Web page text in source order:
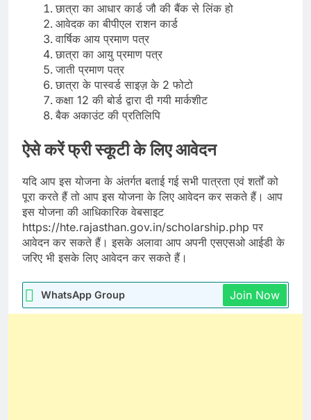
छात्रा का आधार कार्ड जौ की बैंक से लिंक हो
आवेदक का बीपीएल राशन कार्ड
वार्षिक आय प्रमाण पत्र
छात्रा का आयु प्रमाण पत्र
जाती प्रमाण पत्र
छात्रा के पास्वर्ड साइज़ के 2 फोटो
कक्षा 12 की बोर्ड द्वारा दी गयी मार्कशीट
बैक अकाउंट की प्रतिलिपि
ऐसे करें फ्री स्कूटी के लिए आवेदन
यदि आप इस योजना के अंतर्गत बताई गई सभी पात्रता एवं शर्तों को
पूरा करते हैं तो आप इस योजना के लिए आवेदन कर सकते हैं। आप
इस योजना की आधिकारिक वेबसाइट
https://hte.rajasthan.gov.in/scholarship.php पर
आवेदन कर सकते हैं। इसके अलावा आप अपनी एसएसओ आईडी के
जरिए भी इसके लिए आवेदन कर सकते हैं।
WhatsApp Group Join Now